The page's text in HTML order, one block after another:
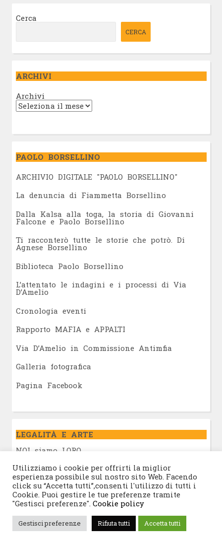
Cerca
CERCA
ARCHIVI
Archivi
PAOLO BORSELLINO
ARCHIVIO DIGITALE "PAOLO BORSELLINO"
La denuncia di Fiammetta Borsellino
Dalla Kalsa alla toga, la storia di Giovanni
Falcone e Paolo Borsellino
Ti racconterò tutte le storie che potrò. Di
Agnese Borsellino
Biblioteca Paolo Borsellino
L’attentato le indagini e i processi di Via
D’Amelio
Cronologia eventi
Rapporto MAFIA e APPALTI
Via D’Amelio in Commissione Antimfia
Galleria fotografica
Pagina Facebook
LEGALITÀ E ARTE
NOI siamo LORO
Tratti di Legalità
La coppola e la cravatta della legalità
Pizzo contro Pizzo
Utilizziamo i cookie per offrirti la miglior
esperienza possibile sul nostro sito Web. Facendo
click su “Accetta tutti”,consenti l'utilizzo di tutti i
Cookie. Puoi gestire le tue preferenze tramite
"Gestisci preferenze". Cookie policy
Gestisci preferenze Rifiuta tutti Accetta tutti